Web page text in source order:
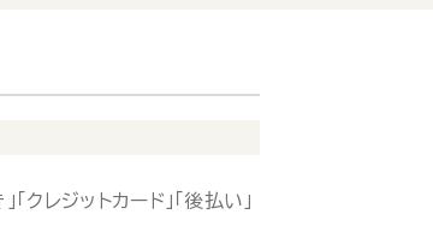
クレジットカード」「後払い」